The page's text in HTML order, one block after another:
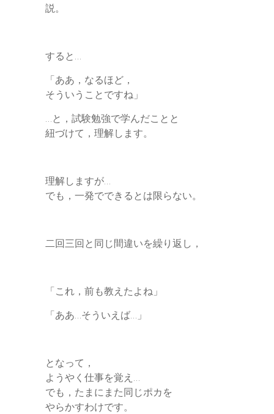
説。
すると…
「ああ，なるほど，
そういうことですね」
…と，試験勉強で学んだことと
紐づけて，理解します。
理解しますが…
でも，一発でできるとは限らない。
二回三回と同じ間違いを繰り返し，
「これ，前も教えたよね」
「ああ…そういえば…」
となって，
ようやく仕事を覚え…
でも，たまにまた同じポカを
やらかすわけです。